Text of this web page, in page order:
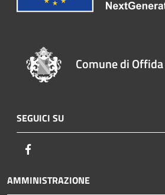
Comune di Offida
SEGUICI SU
AMMINISTRAZIONE